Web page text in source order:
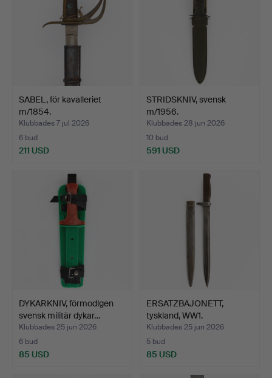
SABEL, för kavalleriet
m/1854.
Klubbades 7 jul 2026
6 bud
211 USD
STRIDSKNIV, svensk
m/1956.
Klubbades 28 jun 2026
10 bud
591 USD
DYKARKNIV, förmodlgen
svensk militär dykar…
Klubbades 25 jun 2026
6 bud
85 USD
ERSATZBAJONETT,
tyskland, WW1.
Klubbades 25 jun 2026
5 bud
85 USD